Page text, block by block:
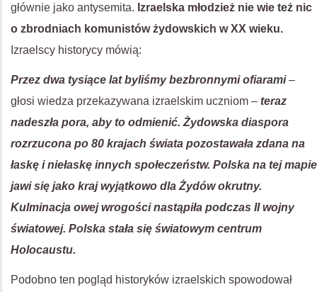
głównie jako antysemita. Izraelska młodzież nie wie też nic
o zbrodniach komunistów żydowskich w XX wieku.
Izraelscy historycy mówią:
Przez dwa tysiące lat byliśmy bezbronnymi ofiarami–
głosi wiedza przekazywana izraelskim uczniom – teraz
nadeszła pora, aby to odmienić. Żydowska diaspora
rozrzucona po 80 krajach świata pozostawała zdana na
łaskę i niełaskę innych społeczeństw. Polska na tej mapie
jawi się jako kraj wyjątkowo dla Żydów okrutny.
Kulminacja owej wrogości nastąpiła podczas II wojny
światowej. Polska stała się światowym centrum
Holocaustu.
Podobno ten pogląd historyków izraelskich spowodował